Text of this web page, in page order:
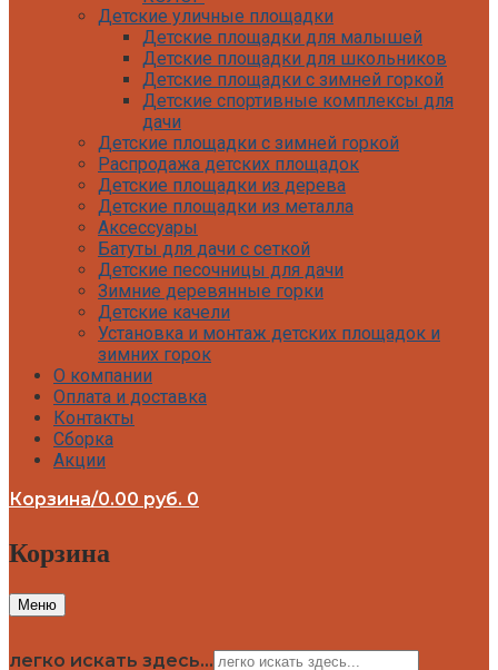
Детские площадки для дачи IgraGrad С
Детские площадки для дачи ЧЕ-СПОРТ
КАРКАС
Детские площадки для дачи Савушка
КУБ
Детские уличные игровые площадки
для дачи IgraGrad К
Детские площадки для дачи IgraGrad W
Детские площадки для дачи Выше всех
Детские площадки для дачи Romana
Детские уличные площадки IgraGrad X
Детские площадки для дачи ЛЕГЕНДА
ЛЕСА серия ВСЕСЕЗОННАЯ
Детские площадки Савушка 4 Сезона
Детские площадки Савушка Мастер
(Махагон)
Детские площадки Савушка Мастер
(Махагон) 4 сезона
Детские площадки Савушка Мастер 4
Детские площадки для дачи Савушка
ЛЕСА серия СТАНДАРТ
Детские уличные площадки
Детские площадки для малышей
Детские площадки для школьников
Детские площадки с зимней горкой
Детские спортивные комплексы для
дачи
Детские площадки с зимней горкой
Распродажа детских площадок
Детские площадки из дерева
Детские площадки из металла
Аксессуары
Батуты для дачи с сеткой
Детские песочницы для дачи
Зимние деревянные горки
Детские качели
Установка и монтаж детских площадок и
зимних горок
О компании
Оплата и доставка
Контакты
Сборка
Акции
Корзина/0.00 руб. 0
Корзина
Меню
легко искать здесь...